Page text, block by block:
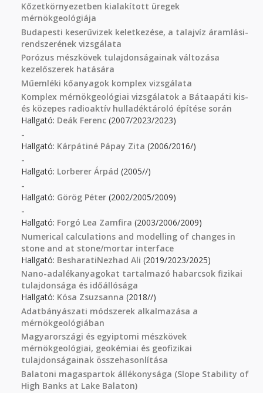
Kőzetkörnyezetben kialakított üregek
mérnökgeológiája
Budapesti keserűvizek keletkezése, a talajvíz áramlási-
rendszerének vizsgálata
Porózus mészkövek tulajdonságainak változása
kezelőszerek hatására
Műemléki kőanyagok komplex vizsgálata
Komplex mérnökgeológiai vizsgálatok a Bátaapáti kis-
és közepes radioaktív hulladéktároló építése során
Hallgató: Deák Ferenc (2007/2023/2023)
-
Hallgató: Kárpátiné Pápay Zita (2006/2016/)
-
Hallgató: Lorberer Árpád (2005//)
-
Hallgató: Görög Péter (2002/2005/2009)
-
Hallgató: Forgó Lea Zamfira (2003/2006/2009)
Numerical calculations and modelling of changes in
stone and at stone/mortar interface
Hallgató: BesharatiNezhad Ali (2019/2023/2025)
Nano-adalékanyagokat tartalmazó habarcsok fizikai
tulajdonsága és időállósága
Hallgató: Kósa Zsuzsanna (2018//)
Adatbányászati módszerek alkalmazása a
mérnökgeológiában
Magyarországi és egyiptomi mészkövek
mérnökgeológiai, geokémiai és geofizikai
tulajdonságainak összehasonlítása
Balatoni magaspartok állékonysága (Slope Stability of
High Banks at Lake Balaton)